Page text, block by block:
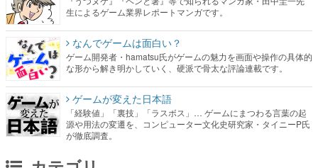
生によるゲーム業界レポートマンガです。
なんでゲームは面白い？
ゲーム開発者・hamatsu氏がゲームの魅力を画面や操作の具体的
な形から解き明かしていく、硬派で骨太な評論連載です。
ゲームが変えた日本語
「経験値」「裏技」「ラスボス」… ゲームにまつわる言葉の起
源や用法の変遷を、コンピューター文化史研究家・タイニーP氏
が徹底調査。